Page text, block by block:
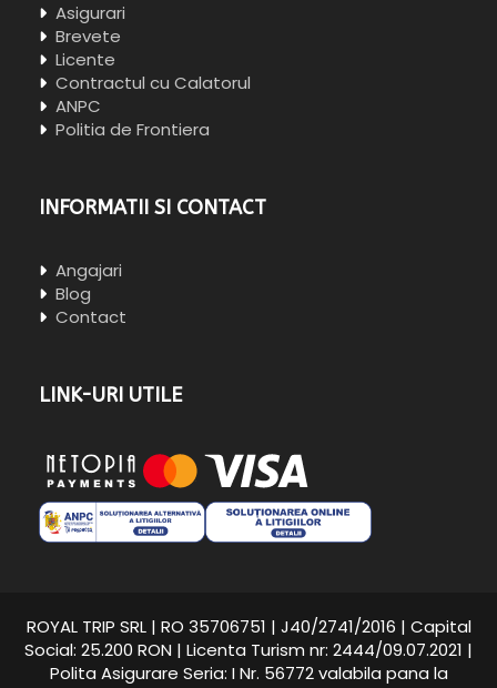
Asigurari
Brevete
Licente
Contractul cu Calatorul
ANPC
Politia de Frontiera
INFORMATII SI CONTACT
Angajari
Blog
Contact
LINK-URI UTILE
ROYAL TRIP SRL | RO 35706751 | J40/2741/2016 | Capital
Social: 25.200 RON | Licenta Turism nr: 2444/09.07.2021 |
Polita Asigurare Seria: I Nr. 56772 valabila pana la